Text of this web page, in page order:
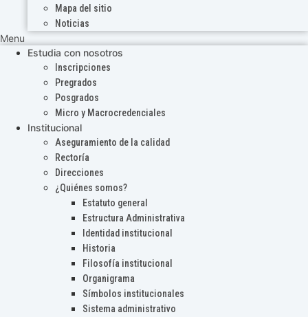
Mapa del sitio
Noticias
Menu
Estudia con nosotros
Inscripciones
Pregrados
Posgrados
Micro y Macrocredenciales
Institucional
Aseguramiento de la calidad
Rectoría
Direcciones
¿Quiénes somos?
Estatuto general
Estructura Administrativa
Identidad institucional
Historia
Filosofía institucional
Organigrama
Símbolos institucionales
Sistema administrativo